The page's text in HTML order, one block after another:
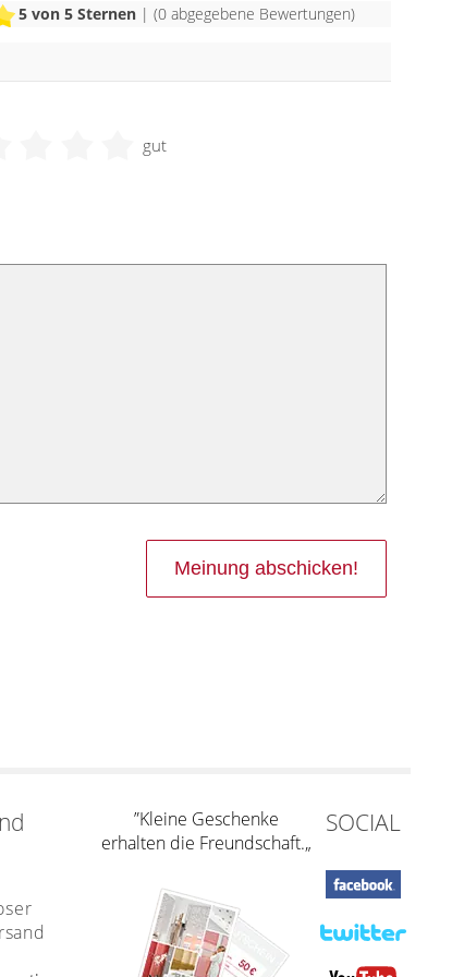
5von 5 Sternen | (0abgegebene Bewertungen)
gut
”Kleine Geschenke
erhalten die Freundschaft.„
SOCIAL